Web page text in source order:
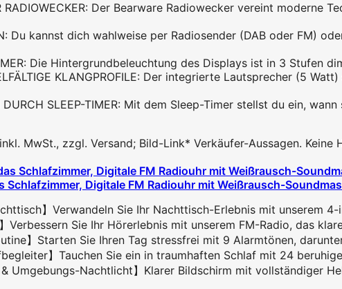
RADIOWECKER: Der Bearware Radiowecker vereint
Du kannst dich wahlweise per Radiosender (DAB oder FM)
Die Hintergrundbeleuchtung des Displays ist in 3 Stufen
KLANGPROFILE: Der integrierte Lautsprecher (5
DURCH SLEEP-TIMER: Mit dem Sleep-Timer stellst du ein,
MwSt., zzgl. Versand; Bild-Link* Verkäufer-Aussagen. Keine
Schlafzimmer, Digitale FM Radiouhr mit Weißrausch-
】Verwandeln Sie Ihr Nachttisch-Erlebnis mit unserem
Verbessern Sie Ihr Hörerlebnis mit unserem FM-Radio, das
】Starten Sie Ihren Tag stressfrei mit 9 Alarmtönen,
】Tauchen Sie ein in traumhaften Schlaf mit 24
& Umgebungs-Nachtlicht】Klarer Bildschirm mit vollständiger